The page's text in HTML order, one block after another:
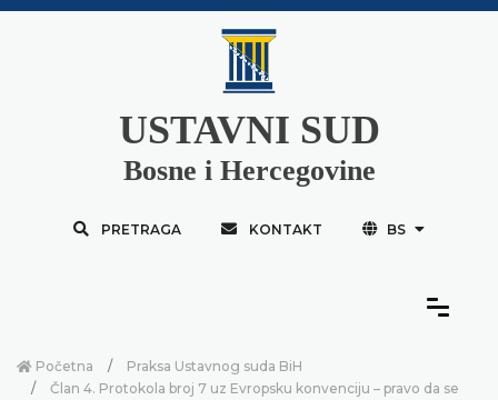
USTAVNI SUD
Bosne i Hercegovine
PRETRAGA KONTAKT BS
Početna
Praksa Ustavnog suda BiH
Član 4. Protokola broj 7 uz Evropsku konvenciju – pravo da se